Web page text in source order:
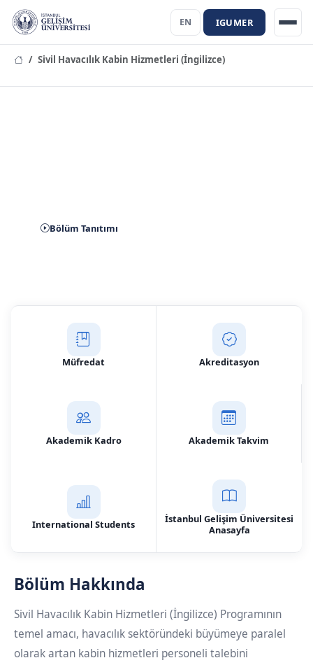
EN IGUMER
Sivil Havacılık Kabin Hizmetleri (İngilizce)
Bölüm Tanıtımı
Müfredat Akreditasyon
Akademik Kadro Akademik Takvim
International Students
İstanbul Gelişim Üniversitesi
Anasayfa
Bölüm Hakkında
Sivil Havacılık Kabin Hizmetleri (İngilizce) Programının
temel amacı, havacılık sektöründeki büyümeye paralel
olarak artan kabin hizmetleri personeli talebini